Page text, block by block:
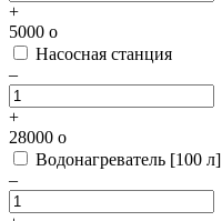
+
5000 o
Насосная станция
–
+
28000 o
Водонагреватель [100 л]
–